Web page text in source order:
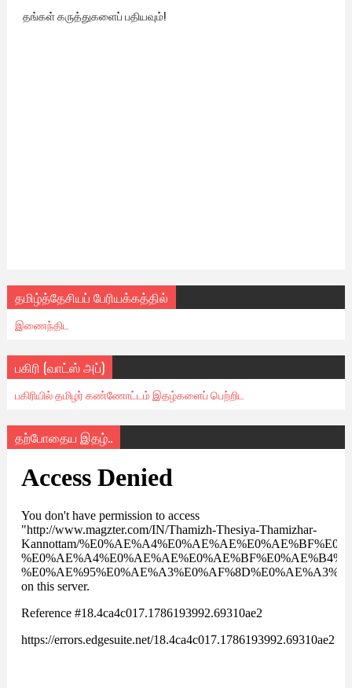
தங்கள் கருத்துகளைப் பதியவும்!
தமிழ்த்தேசியப் பேரியக்கத்தில்
இணைந்திட
பகிரி (வாட்ஸ் அப்)
பகிரியில் தமிழர் கண்ணோட்டம் இதழ்களைப் பெற்றிட
தற்போதைய இதழ்..